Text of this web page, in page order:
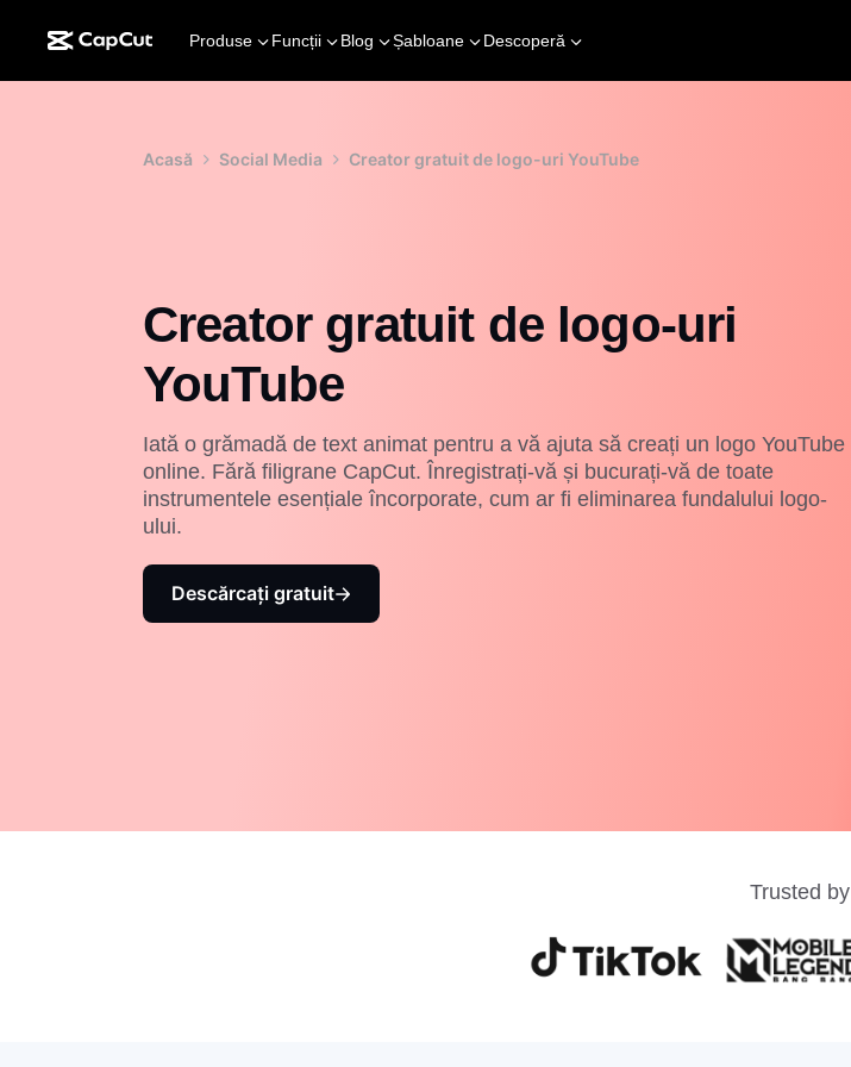
Produse Funcții Blog Șabloane Descoperă
Acasă Social Media Creator gratuit de logo-uri YouTube
Creator gratuit de logo-uri
YouTube
Iată o grămadă de text animat pentru a vă ajuta să creați un logo YouTube
online. Fără filigrane CapCut. Înregistrați-vă și bucurați-vă de toate
instrumentele esențiale încorporate, cum ar fi eliminarea fundalului logo-
ului.
Descărcați gratuit
Trusted by